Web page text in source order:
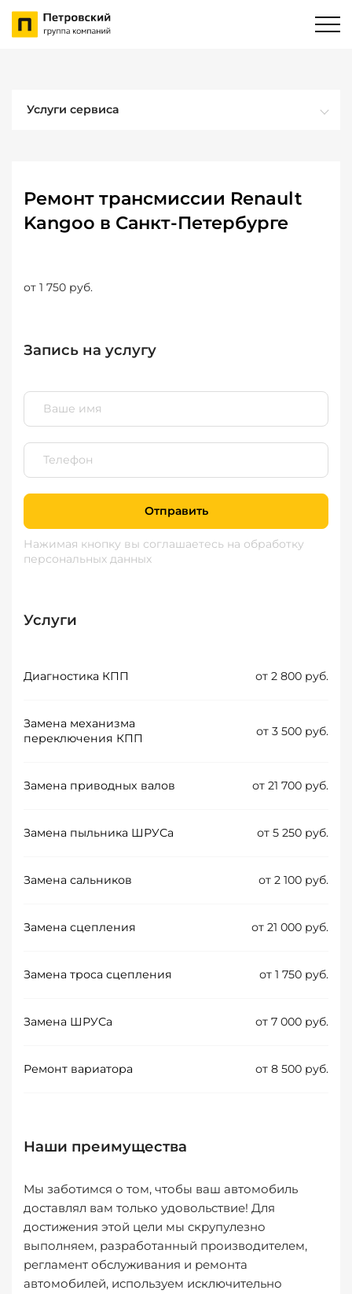
Услуги сервиса
Ремонт трансмиссии Renault
Kangoo в Санкт-Петербурге
от 1 750 руб.
Запись на услугу
Отправить
Нажимая кнопку вы соглашаетесь на обработку
персональных данных
Услуги
Диагностика КПП от 2 800 руб.
Замена механизма
переключения КПП
от 3 500 руб.
Замена приводных валов от 21 700 руб.
Замена пыльника ШРУСа от 5 250 руб.
Замена сальников от 2 100 руб.
Замена сцепления от 21 000 руб.
Замена троса сцепления от 1 750 руб.
Замена ШРУСа от 7 000 руб.
Ремонт вариатора от 8 500 руб.
Наши преимущества
Мы заботимся о том, чтобы ваш автомобиль
доставлял вам только удовольствие! Для
достижения этой цели мы скрупулезно
выполняем, разработанный производителем,
регламент обслуживания и ремонта
автомобилей, используем исключительно